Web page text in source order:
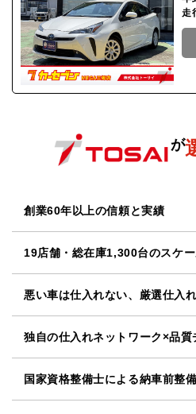
走
が
創業60年以上の信頼と実績
19店舗・総在庫1,300台のスケ
悪い車は仕入れない、 厳選仕入れ
独自の仕入れネットワーク×品質
国家資格整備士による納車前整備